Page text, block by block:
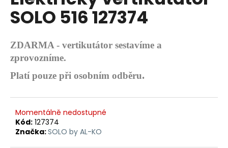
0,0
z
hvězdiček.
SOLO 516 127374
ZDARMA - vertikutátor sestavíme a
zprovozníme.
Platí pouze při osobním odběru.
Momentálně nedostupné
Kód: 127374
Značka:SOLO by AL-KO
a
j
í
t
?
HLEDAT